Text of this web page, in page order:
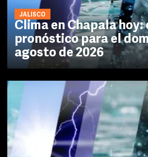
JALISCO
Clima en Chapala hoy:
pronóstico para el
agosto de 2026